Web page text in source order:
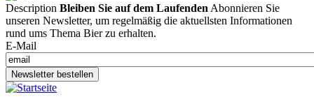
Description Bleiben Sie auf dem Laufenden Abonnieren Sie
unseren Newsletter, um regelmäßig die aktuellsten Informationen
rund ums Thema Bier zu erhalten.
E-Mail
Newsletter bestellen